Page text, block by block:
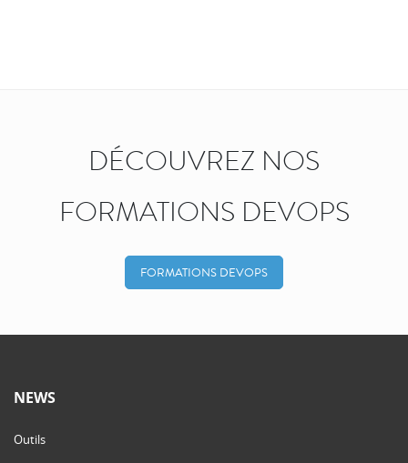
DÉCOUVREZ NOS
FORMATIONS DEVOPS
FORMATIONS DEVOPS
NEWS
Outils